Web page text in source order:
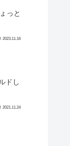
っと
2023.11.16
ドし
2021.11.24